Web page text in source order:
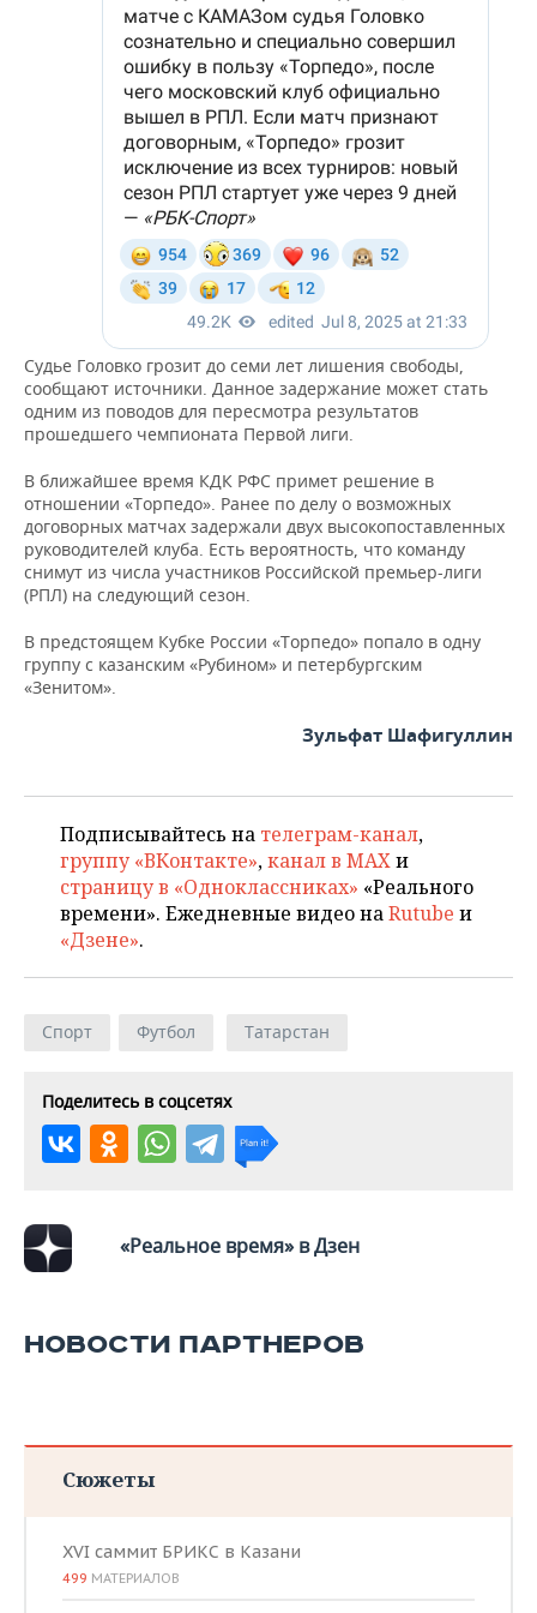
Судье Головко грозит до семи лет лишения свободы,
сообщают источники. Данное задержание может стать
одним из поводов для пересмотра результатов
прошедшего чемпионата Первой лиги.
В ближайшее время КДК РФС примет решение в
отношении «Торпедо». Ранее по делу о возможных
договорных матчах задержали двух высокопоставленных
руководителей клуба. Есть вероятность, что команду
снимут из числа участников Российской премьер-лиги
(РПЛ) на следующий сезон.
В предстоящем Кубке России «Торпедо» попало в одну
группу с казанским «Рубином» и петербургским
«Зенитом».
Зульфат Шафигуллин
Подписывайтесь на телеграм-канал,
группу «ВКонтакте»,канал в MAXи
страницу в «Одноклассниках» «Реального
времени». Ежедневные видео наRutube и
«Дзене».
Спорт Футбол Татарстан
Поделитесь в соцсетях
«Реальное время» в Дзен
НОВОСТИ ПАРТНЕРОВ
Сюжеты
XVI саммит БРИКС в Казани
499 МАТЕРИАЛОВ